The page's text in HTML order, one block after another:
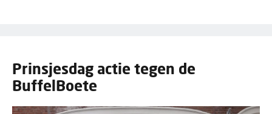
Prinsjesdag actie tegen de
BuffelBoete